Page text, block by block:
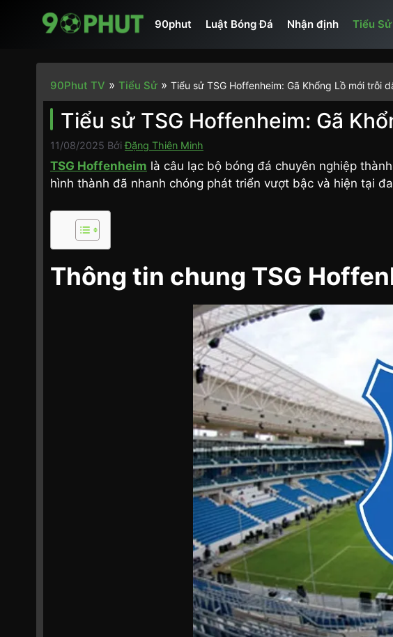
90phut Luật Bóng Đá Nhận định Tiểu Sử
90Phut TV » Tiểu Sử » Tiểu sử TSG Hoffenheim: Gã Khổng Lồ mới trỗi
Tiểu sử TSG Hoffenheim: Gã
11/08/2025 BởiĐặng Thiên Minh
TSG Hoffenheim là câu lạc bộ bóng đá chuyên nghiệp
hình thành đã nhanh chóng phát triển vượt bậc và hiện tại
Thông tin chung TSG